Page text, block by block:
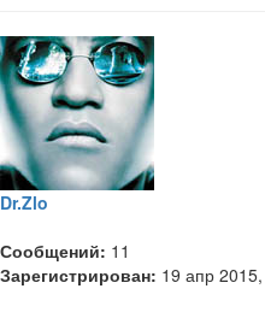
Dr.Zlo
Сообщений: 11
Зарегистрирован: 19 апр